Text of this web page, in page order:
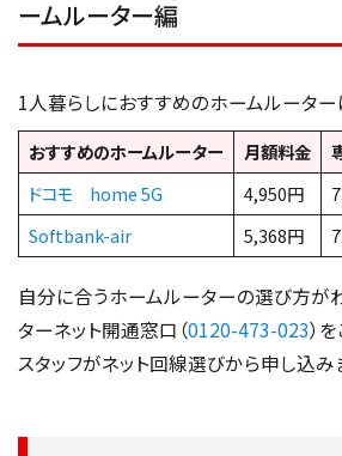
ームルーター編
1人暮らしにおすすめのホームルーター
おすすめのホームルーター 月額料金
ドコモ home 5G
4,950円
Softbank-air
5,368円
自分に合うホームルーターの選び方が
ターネット開通窓口（0120-473-023）
スタッフがネット回線選びから申し込み